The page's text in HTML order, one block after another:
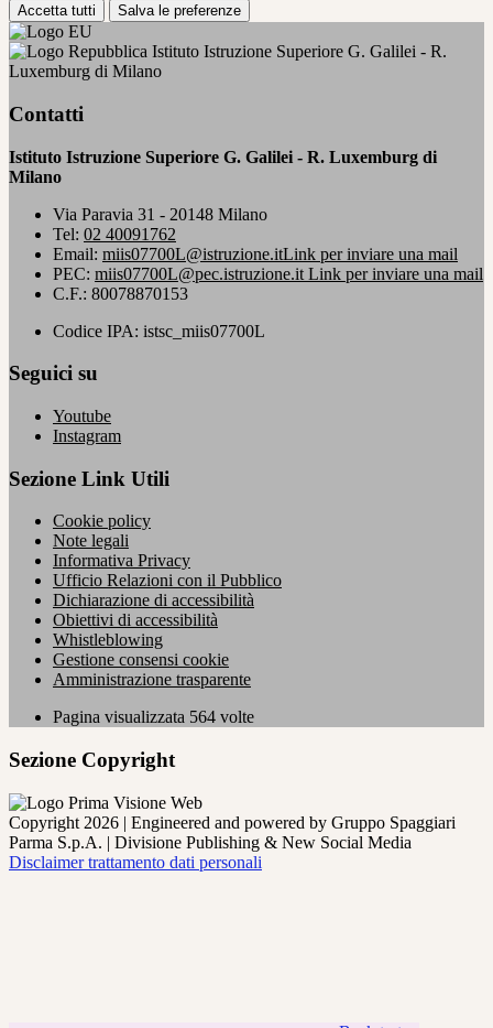
Accetta tutti Salva le preferenze
Istituto Istruzione Superiore G. Galilei - R.
Luxemburg di Milano
Contatti
Istituto Istruzione Superiore G. Galilei - R. Luxemburg di
Milano
Via Paravia 31 - 20148 Milano
Tel: 02 40091762
Email: miis07700L@istruzione.itLink per inviare una mail
PEC: miis07700L@pec.istruzione.it Link per inviare una mail
C.F.: 80078870153
Codice IPA: istsc_miis07700L
Seguici su
Youtube
Instagram
Sezione Link Utili
Cookie policy
Note legali
Informativa Privacy
Ufficio Relazioni con il Pubblico
Dichiarazione di accessibilità
Obiettivi di accessibilità
Whistleblowing
Gestione consensi cookie
Amministrazione trasparente
Pagina visualizzata 564 volte
Sezione Copyright
Copyright 2026 | Engineered and powered by Gruppo Spaggiari
Parma S.p.A. | Divisione Publishing & New Social Media
Disclaimer trattamento dati personali